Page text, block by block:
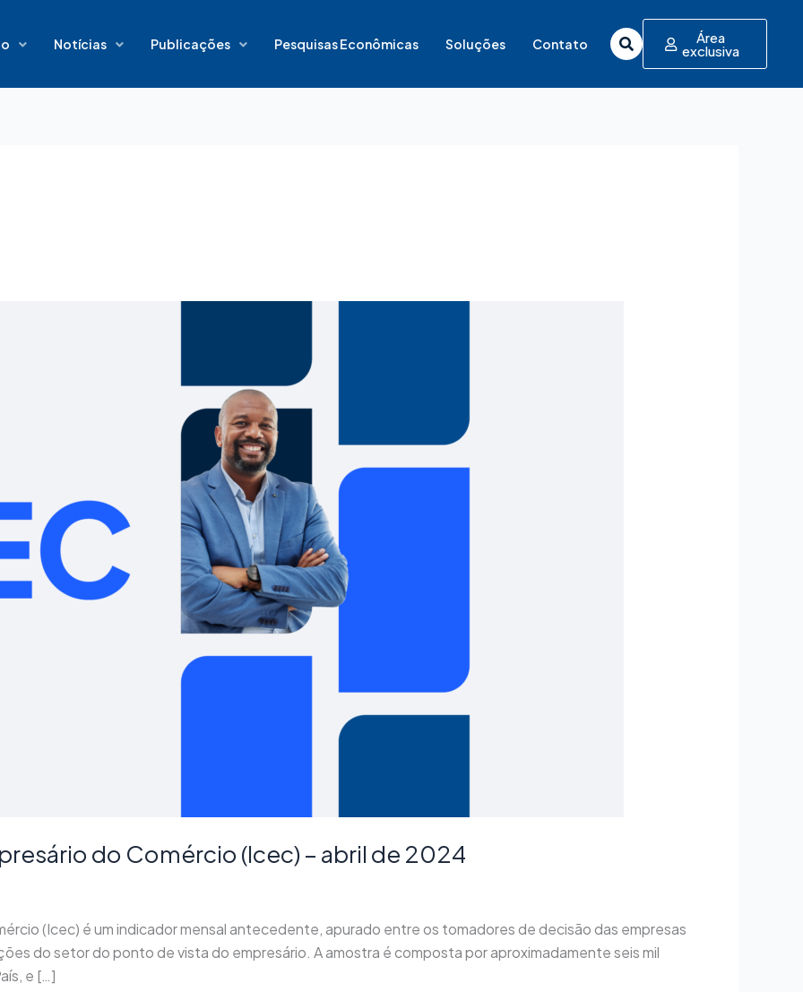
Notícias Publicações Pesquisas Econômicas Soluções Contato Área
exclusiva
do Comércio (Icec) – abril de 2024
(Icec) é um indicador mensal antecedente, apurado entre os tomadores de decisão das empresas
do setor do ponto de vista do empresário. A amostra é composta por aproximadamente seis mil
e […]